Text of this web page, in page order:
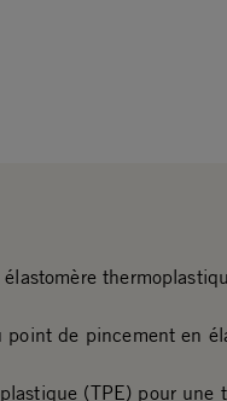
de pincement en
(TPE) pour une